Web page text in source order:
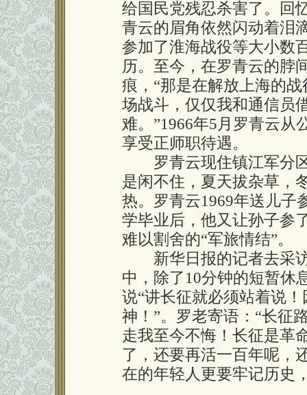
给国民党残忍杀害了。回
青云的眉角依然闪动着泪
参加了淮海战役等大小数
历。至今，在罗青云的脖
痕，“那是在解放上海的
场战斗，仅仅我和通信员
难。”1966年5月罗青云从
享受正师职待遇。
罗青云现住镇江军分区
是闲不住，夏天拔杂草，
热。罗青云1969年送儿子
学毕业后，他又让孙子参
难以割舍的“军旅情结”。
新华日报的记者去采访
中，除了10分钟的短暂休
说“讲长征就必须站着说
神！”。罗老寄语：“长征
走我至今不悔！长征是革
了，还要再活一百年呢，
在的年轻人更要牢记历